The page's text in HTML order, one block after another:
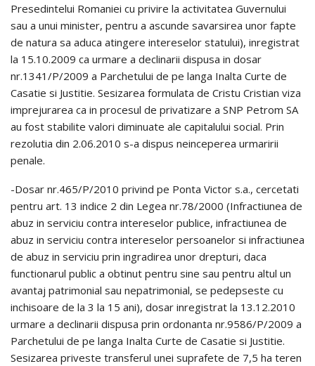
Presedintelui Romaniei cu privire la activitatea Guvernului
sau a unui minister, pentru a ascunde savarsirea unor fapte
de natura sa aduca atingere intereselor statului), inregistrat
la 15.10.2009 ca urmare a declinarii dispusa in dosar
nr.1341/P/2009 a Parchetului de pe langa Inalta Curte de
Casatie si Justitie. Sesizarea formulata de Cristu Cristian viza
imprejurarea ca in procesul de privatizare a SNP Petrom SA
au fost stabilite valori diminuate ale capitalului social. Prin
rezolutia din 2.06.2010 s-a dispus neinceperea urmaririi
penale.
-Dosar nr.465/P/2010 privind pe Ponta Victor s.a., cercetati
pentru art. 13 indice 2 din Legea nr.78/2000 (Infractiunea de
abuz in serviciu contra intereselor publice, infractiunea de
abuz in serviciu contra intereselor persoanelor si infractiunea
de abuz in serviciu prin ingradirea unor drepturi, daca
functionarul public a obtinut pentru sine sau pentru altul un
avantaj patrimonial sau nepatrimonial, se pedepseste cu
inchisoare de la 3 la 15 ani), dosar inregistrat la 13.12.2010
urmare a declinarii dispusa prin ordonanta nr.9586/P/2009 a
Parchetului de pe langa Inalta Curte de Casatie si Justitie.
Sesizarea priveste transferul unei suprafete de 7,5 ha teren